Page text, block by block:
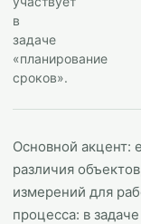
в
задаче
«планирование
сроков».
Основной акцент:
различия
измерений для
процесса: в